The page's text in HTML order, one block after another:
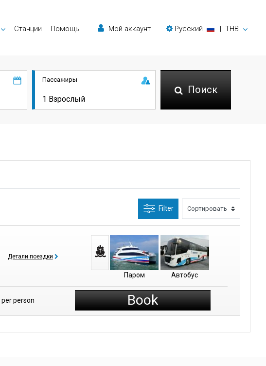
Cтанции Помощь Мой аккаунт Русский | THB
Пассажиры
Поиск
Filter
Детали поездки
Паром Автобус
per person Book